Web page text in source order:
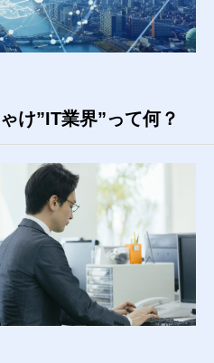
け”IT業界”って何？